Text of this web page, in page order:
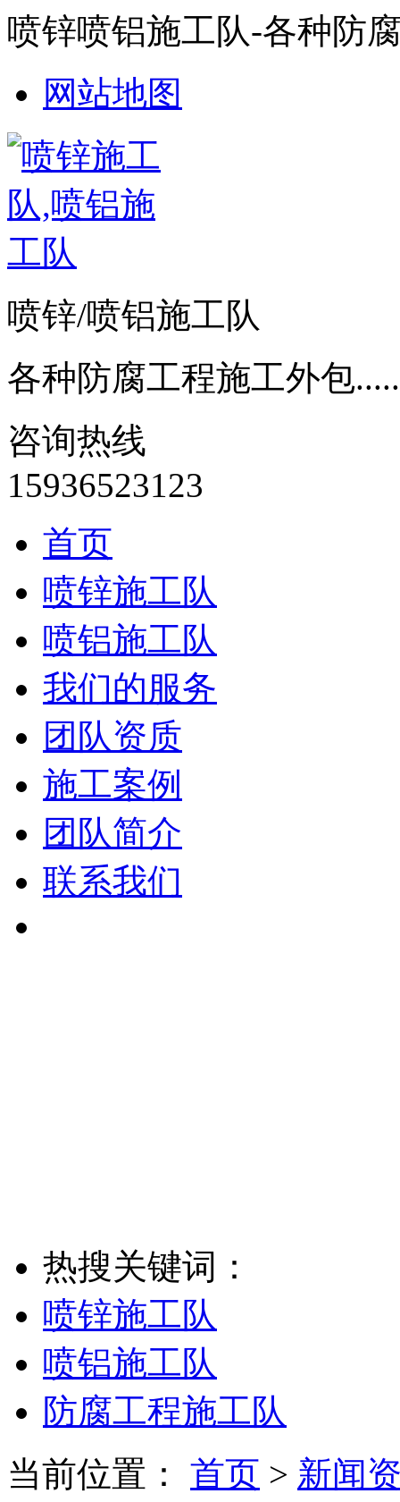
喷锌喷铝施工队-各种防
网站地图
喷锌/喷铝施工队
各种防腐工程施工外包
咨询热线
15936523123
首页
喷锌施工队
喷铝施工队
我们的服务
团队资质
施工案例
团队简介
联系我们
热搜关键词：
喷锌施工队
喷铝施工队
防腐工程施工队
当前位置： 首页 > 新闻